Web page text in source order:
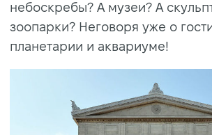
небоскребы? А музеи? А
зоопарки? Неговоря уже о
планетарии и аквариуме!